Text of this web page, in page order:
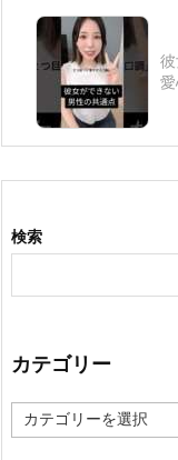
検索
カテゴリー
テ